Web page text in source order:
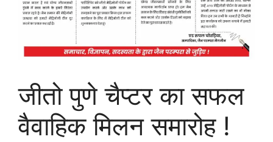
जीतो पुणे चैप्टर का सफल
वैवाहिक मिलन समारोह !